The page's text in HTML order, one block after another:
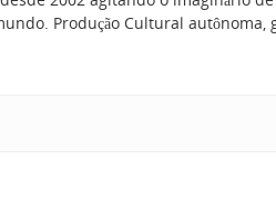
Produção Cultural autônoma,